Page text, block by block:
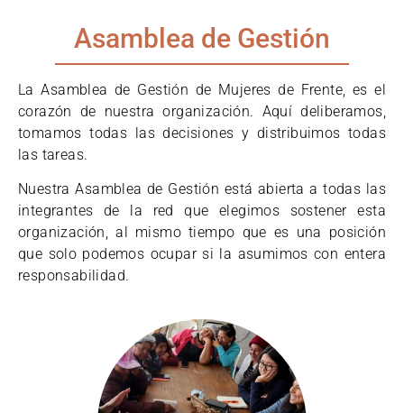
Asamblea de Gestión
La Asamblea de Gestión de Mujeres de Frente, es el
corazón de nuestra organización. Aquí deliberamos,
tomamos todas las decisiones y distribuimos todas
las tareas.
Nuestra Asamblea de Gestión está abierta a todas las
integrantes de la redque elegimos sostener esta
organización, al mismo tiempo que es una posición
que solo podemos ocupar si la asumimos con entera
responsabilidad.